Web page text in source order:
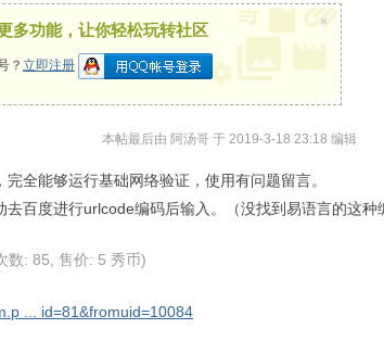
多功能，让你轻松玩转社区
？ 立即注册
×
本帖最后由 阿汤哥 于 2019-3-18 23:18 编辑
全能够运行基础网络验证，使用有问题留言。
百度进行urlcode编码后输入。（没找到易语言的这
数: 85, 售价: 5 秀币)
... id=81&fromuid=10084